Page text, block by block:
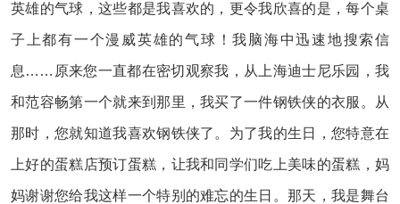
英雄的气球，这些都是我喜欢的，更令我欣喜的是，每个桌
子上都有一个漫威英雄的气球！我脑海中迅速地搜索信
息……原来您一直都在密切观察我，从上海迪士尼乐园，我
和范容畅第一个就来到那里，我买了一件钢铁侠的衣服。从
那时，您就知道我喜欢钢铁侠了。为了我的生日，您特意在
上好的蛋糕店预订蛋糕，让我和同学们吃上美味的蛋糕，妈
妈谢谢您给我这样一个特别的难忘的生日。那天，我是舞台